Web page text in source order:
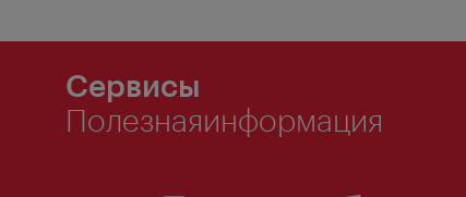
Сервисы
Полезнаяинформация